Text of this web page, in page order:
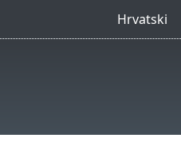
Hrvatski